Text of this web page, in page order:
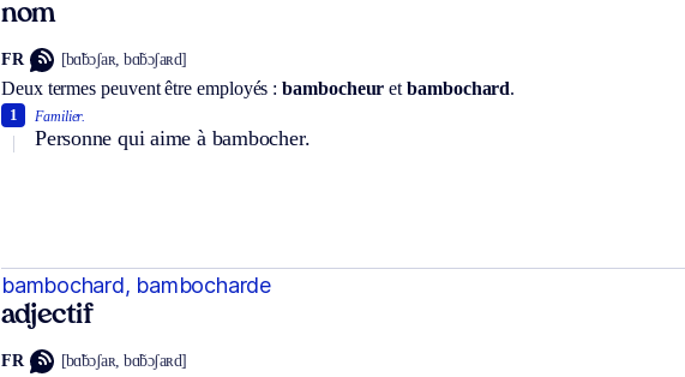
nom
FR [bɑ̃bɔʃaʀ, bɑ̃bɔʃaʀd]
Deux termes peuvent être employés :bambocheur etbambochard.
Familier.
Personne qui aime à bambocher.
1
bambochard, bambocharde
adjectif
FR [bɑ̃bɔʃaʀ, bɑ̃bɔʃaʀd]